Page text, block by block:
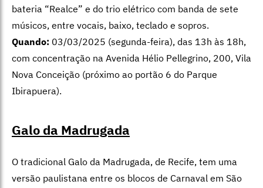
bateria “Realce” e do trio elétrico com banda de sete
músicos, entre vocais, baixo, teclado e sopros.
Quando: 03/03/2025 (segunda-feira), das 13h às 18h,
com concentração na Avenida Hélio Pellegrino, 200, Vila
Nova Conceição (próximo ao portão 6 do Parque
Ibirapuera).
Galo da Madrugada
O tradicional Galo da Madrugada, de Recife, tem uma
versão paulistana entre os blocos de Carnaval em São